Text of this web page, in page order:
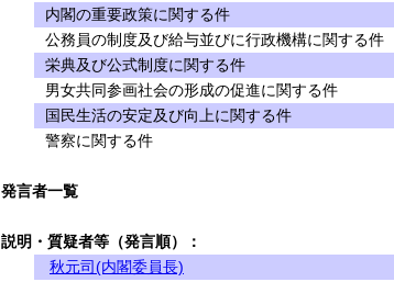
内閣の重要政策に関する件
公務員の制度及び給与並びに行政機構に関する件
栄典及び公式制度に関する件
男女共同参画社会の形成の促進に関する件
国民生活の安定及び向上に関する件
警察に関する件
発言者一覧
説明・質疑者等（発言順）：
秋元司(内閣委員長)